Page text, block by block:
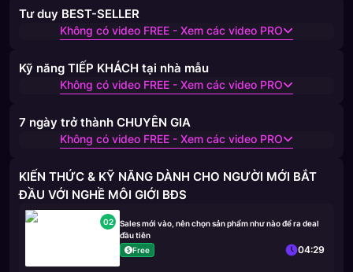
Tư duy BEST-SELLER
Không có video FREE - Xem các video PRO
Kỹ năng TIẾP KHÁCH tại nhà mẫu
Không có video FREE - Xem các video PRO
7 ngày trở thành CHUYÊN GIA
Không có video FREE - Xem các video PRO
KIẾN THỨC & KỸ NĂNG DÀNH CHO NGƯỜI MỚI BẮT
ĐẦU VỚI NGHỀ MÔI GIỚI BĐS
02
Sales mới vào, nên chọn sản phẩm như nào để ra deal
đầu tiên
Free
04:29